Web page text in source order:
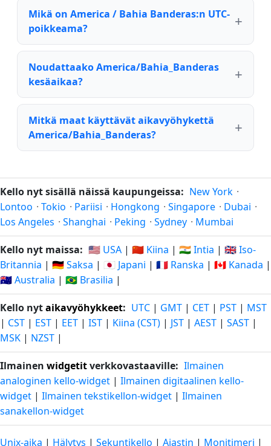
Mikä on America / Bahia Banderas:n UTC-
poikkeama?
Noudattaako America/Bahia_Banderas
kesäaikaa?
Mitkä maat käyttävät aikavyöhykettä
America/Bahia_Banderas?
Kello nyt sisällä näissä kaupungeissa: New York ·
Lontoo · Tokio · Pariisi · Hongkong · Singapore · Dubai ·
Los Angeles · Shanghai · Peking · Sydney · Mumbai
Kello nyt maissa: 🇺🇸 USA | 🇨🇳 Kiina | 🇮🇳 Intia | 🇬🇧 Iso-
Britannia | 🇩🇪 Saksa | 🇯🇵 Japani | 🇫🇷 Ranska | 🇨🇦 Kanada |
🇦🇺 Australia | 🇧🇷 Brasilia |
Kello nytaikavyöhykkeet: UTC | GMT | CET | PST | MST
| CST | EST | EET | IST | Kiina (CST) | JST | AEST | SAST |
MSK | NZST |
Ilmainen widgetitverkkovastaaville: Ilmainen
analoginen kello-widget | Ilmainen digitaalinen kello-
widget | Ilmainen tekstikellon-widget | Ilmainen
sanakellon-widget
Unix-aika | Hälytys | Sekuntikello | Ajastin | Monitimeri |